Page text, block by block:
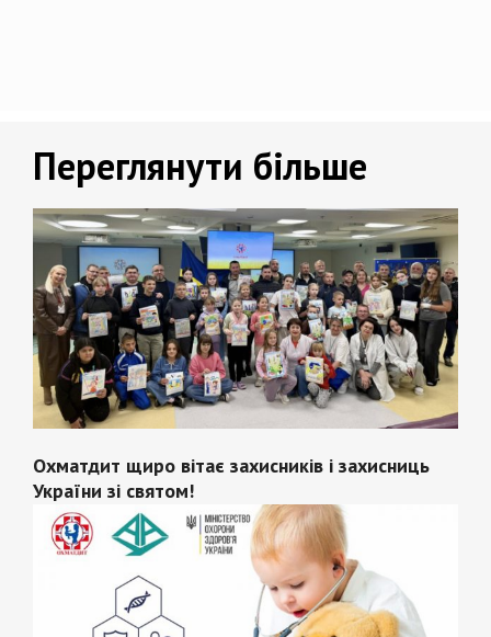
Переглянути більше
Охматдит щиро вітає захисників і захисниць
України зі святом!